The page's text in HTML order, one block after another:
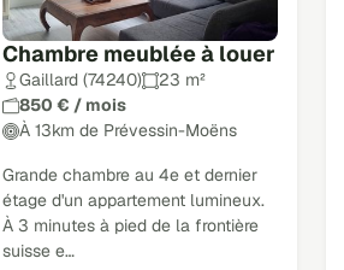
Chambre meublée à louer
Gaillard (74240)
23 m²
850 € / mois
À 13km de Prévessin-Moëns
Grande chambre au 4e et dernier
étage d'un appartement lumineux.
À 3 minutes à pied de la frontière
suisse e…